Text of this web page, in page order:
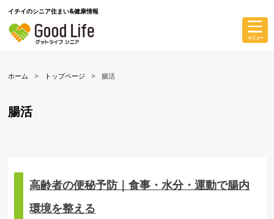
イチイのシニア住まい&健康情報
ホーム トップページ 腸活
腸活
高齢者の便秘予防｜食事・水分・運動で腸内
環境を整える